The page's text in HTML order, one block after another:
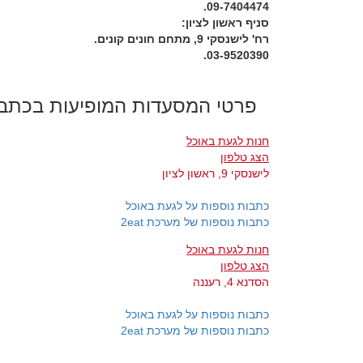
09-7404474.
סניף ראשון לציון:
רח' לישנסקי 9, מתחם חונים קונים.
03-9520390.
פרטי המסעדות המופיעות
חנות לגעת באוכל
הצג טלפון
לישנסקי 9, ראשון לציון
כתבות נוספות על לגעת באוכל
כתבות נוספות של מערכת 2eat
חנות לגעת באוכל
הצג טלפון
הסדנא 4, רעננה
כתבות נוספות על לגעת באוכל
כתבות נוספות של מערכת 2eat